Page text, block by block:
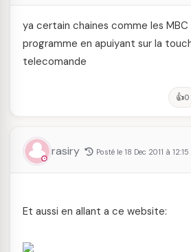
ya certain chaines comme les
programme en apuiyant sur la
telecomande
👍0
rasiry Posté le 18 Dec 2011 à 12:15
Et aussi en allant a ce website: